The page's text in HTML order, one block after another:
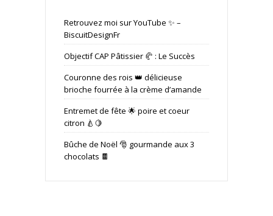
Retrouvez moi sur YouTube ✨ –
BiscuitDesignFr
Objectif CAP Pâtissier 🥐 : Le Succès
Couronne des rois 👑 délicieuse
brioche fourrée à la crème d’amande
Entremet de fête 🌟 poire et coeur
citron 🍐🍋
Bûche de Noël 🎅 gourmande aux 3
chocolats 🍫